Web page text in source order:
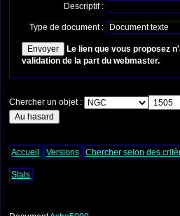
Descriptif :
Type de document :
Le lien que vous proposez
validation de la part du webmaster.
Chercher un objet :
Accueil Versions Chercher selon des
Stats